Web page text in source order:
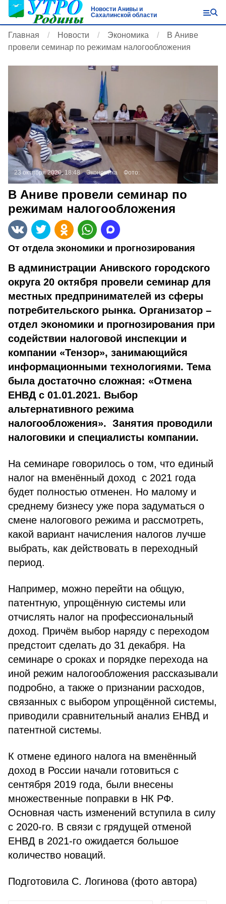
Новости Анивы и
Сахалинской области
Главная Новости Экономика
В Аниве
провели семинар по режимам налогообложения
23 октября 2020, 18:48 Экономика Фото:
В Аниве провели семинар по
режимам налогообложения
От отдела экономики и прогнозирования
В администрации Анивского городского
округа 20 октября провели семинар для
местных предпринимателей из сферы
потребительского рынка. Организатор –
отдел экономики и прогнозирования при
содействии налоговой инспекции и
компании «Тензор», занимающийся
информационными технологиями. Тема
была достаточно сложная: «Отмена
ЕНВД с 01.01.2021. Выбор
альтернативного режима
налогообложения». Занятия проводили
налоговики и специалисты компании.
На семинаре говорилось о том, что единый
налог на вменённый доход с 2021 года
будет полностью отменен. Но малому и
среднему бизнесу уже пора задуматься о
смене налогового режима и рассмотреть,
какой вариант начисления налогов лучше
выбрать, как действовать в переходный
период.
Например, можно перейти на общую,
патентную, упрощённую системы или
отчислять налог на профессиональный
доход. Причём выбор наряду с переходом
предстоит сделать до 31 декабря. На
семинаре о сроках и порядке перехода на
иной режим налогообложения рассказывали
подробно, а также о признании расходов,
связанных с выбором упрощённой системы,
приводили сравнительный анализ ЕНВД и
патентной системы.
К отмене единого налога на вменённый
доход в России начали готовиться с
сентября 2019 года, были внесены
множественные поправки в НК РФ.
Основная часть изменений вступила в силу
с 2020-го. В связи с грядущей отменой
ЕНВД в 2021-го ожидается большое
количество новаций.
Подготовила С. Логинова (фото автора)